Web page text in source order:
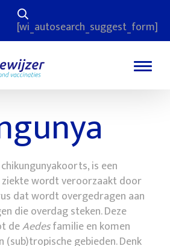
[wi_autosearch_suggest_form]
is een
ziekte wordt veroorzaakt door
dat wordt overgedragen aan
die overdag steken. Deze
deAedesfamilie en komen
gebieden. Denk